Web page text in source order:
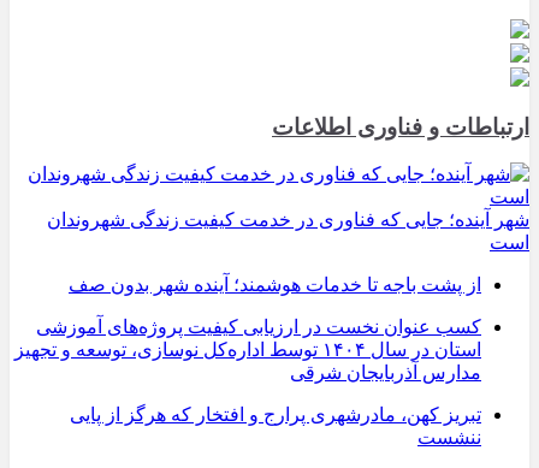
ارتباطات و فناوری اطلاعات
شهر آینده؛ جایی که فناوری در خدمت کیفیت زندگی شهروندان
است
از پشت باجه تا خدمات هوشمند؛ آینده شهر بدون صف
کسب عنوان نخست در ارزیابی کیفیت پروژه‌های آموزشی
استان در سال ۱۴۰۴ توسط اداره‌کل نوسازی، توسعه و تجهیز
مدارس آذربایجان شرقی
تبریز کهن، مادرشهری پرارج و افتخار که هرگز از پایی
ننشست